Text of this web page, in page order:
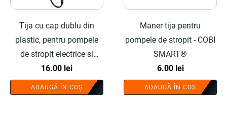
Tija cu cap dublu din
plastic, pentru pompele
de stropit electrice si
manuale - COBI SMART®
16.00 lei
ADAUGĂ ÎN COȘ
Maner tija pentru
pompele de stropit - COBI
SMART®
6.00 lei
ADAUGĂ ÎN COȘ